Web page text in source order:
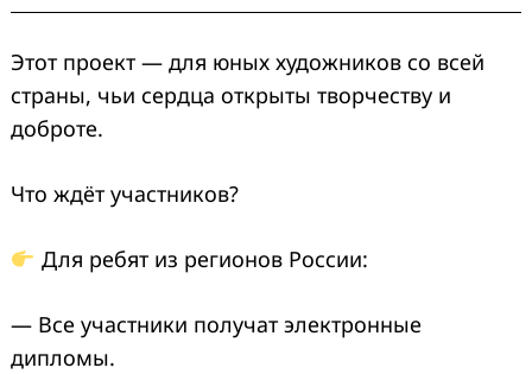
Этот проект — для юных художников со всей
страны, чьи сердца открыты творчеству и
доброте.
Что ждёт участников?
Для ребят из регионов России:
— Все участники получат электронные
дипломы.